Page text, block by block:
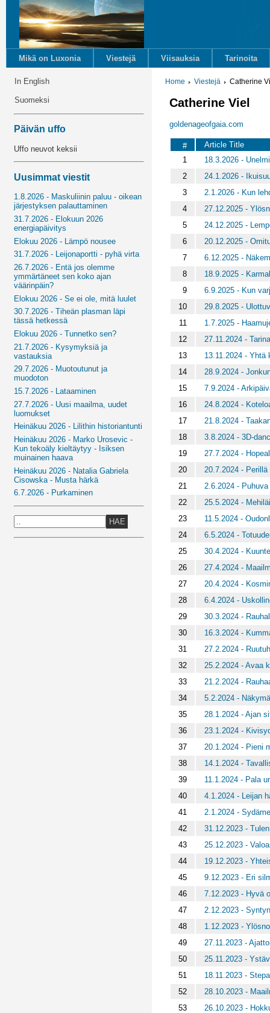
Mikä on Luxonia Viestejä Viisauksia Tarinoita
In English
Suomeksi
Päivän uffo
Uffo neuvot keksii
Uusimmat viestit
1.8.2026 - Maskuliinin paluu - oikean
järjestyksen palauttaminen
31.7.2026 - Elokuun 2026
energiapäivitys
Elokuu 2026 - Lämpö nousee
31.7.2026 - Leijonaportti - pyhä virta
26.7.2026 - Entä jos olemme
ymmärtäneet sen koko ajan
väärinpäin?
Elokuu 2026 - Se ei ole, mitä luulet
30.7.2026 - Tiheän plasman läpi
tässä hetkessä
Elokuu 2026 - Tunnetko sen?
21.7.2026 - Kysymyksiä ja
vastauksia
29.7.2026 - Muotoutunut ja
muodoton
15.7.2026 - Lataaminen
27.7.2026 - Uusi maailma, uudet
luomukset
Heinäkuu 2026 - Lilithin historiantunti
Heinäkuu 2026 - Marko Urosevic -
Kun tekoäly kieltäytyy - Isiksen
muinainen haava
Heinäkuu 2026 - Natalia Gabriela
Cisowska - Musta härkä
6.7.2026 - Purkaminen
HAE
Home Viestejä Catherine
Catherine Viel
goldenageofgaia.com
#
Article Title
1
18.3.2026 -
2
24.1.2026 -
3
2.1.2026 - Kun
4
27.12.2025 -
5
24.12.2025 -
6
20.12.2025 -
7
6.12.2025 -
8
18.9.2025 -
9
6.9.2025 - Kun
10
29.8.2025 -
11
1.7.2025 -
12
27.11.2024 -
13
13.11.2024 - Yhtä
14
28.9.2024 -
15
7.9.2024 -
16
24.8.2024 -
17
21.8.2024 -
18
3.8.2024 - 3D-
19
27.7.2024 -
20
20.7.2024 - Perillä
21
2.6.2024 - Puhuva
22
25.5.2024 -
23
11.5.2024 -
24
6.5.2024 -
25
30.4.2024 -
26
27.4.2024 -
27
20.4.2024 -
28
6.4.2024 -
29
30.3.2024 -
30
16.3.2024 -
31
27.2.2024 -
32
25.2.2024 - Avaa
33
21.2.2024 -
34
5.2.2024 -
35
28.1.2024 - Ajan
36
23.1.2024 -
37
20.1.2024 - Pieni
38
14.1.2024 -
39
11.1.2024 - Pala
40
4.1.2024 - Leijan
41
2.1.2024 -
42
31.12.2023 -
43
25.12.2023 -
44
19.12.2023 -
45
9.12.2023 - Eri
46
7.12.2023 - Hyvä
47
2.12.2023 -
48
1.12.2023 -
49
27.11.2023 -
50
25.11.2023 -
51
18.11.2023 -
52
28.10.2023 -
53
26.10.2023 -